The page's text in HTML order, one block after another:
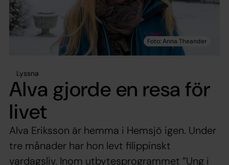
Lyssna
Alva gjorde en resa för
livet
Alva Eriksson är hemma i Hemsjö igen. Under
tre månader har hon levt filippinskt
vardagsliv. Inom utbytesprogrammet ”Ung i